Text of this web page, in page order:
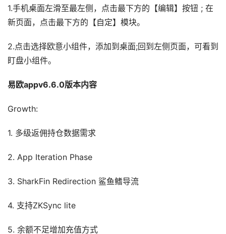
1.手机桌面左滑至最左侧，点击最下方的【编辑】按钮 ; 在
新页面，点击最下方的【自定】模块。
2.点击选择欧意小组件，添加到桌面;回到左侧页面，可看到
盯盘小组件。
易欧appv6.6.0版本内容
Growth:
1. 多级返佣持仓数据需求
2. App Iteration Phase
3. SharkFin Redirection 鲨鱼鳍导流
4. 支持ZKSync lite
5. 余额不足增加充值方式